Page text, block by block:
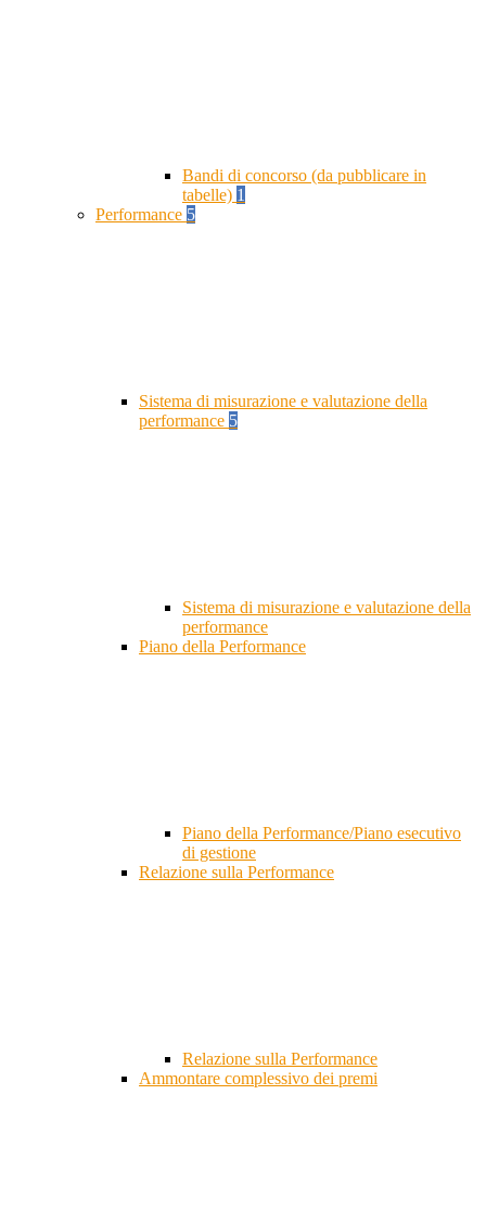
Bandi di concorso (da pubblicare in
tabelle) 1
Performance 5
Sistema di misurazione e valutazione della
performance 5
Sistema di misurazione e valutazione della
performance
Piano della Performance
Piano della Performance/Piano esecutivo
di gestione
Relazione sulla Performance
Relazione sulla Performance
Ammontare complessivo dei premi